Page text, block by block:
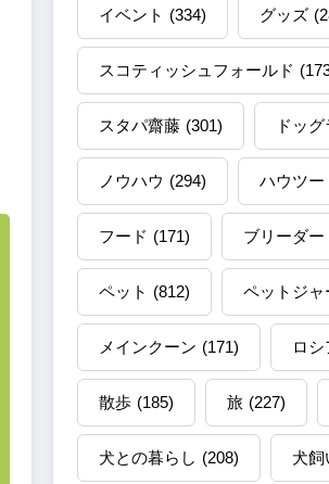
イベント (334) グッズ
スコティッシュフォールド
スタパ齋藤 (301) ドッ
ノウハウ (294) ハウツー
フード (171) ブリーダー
ペット (812) ペットジャ
メインクーン (171) ロ
散歩 (185) 旅 (227)
犬との暮らし (208) 犬飼